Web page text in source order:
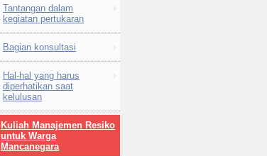
Tantangan dalam
kegiatan pertukaran
Bagian konsultasi
Hal-hal yang harus
diperhatikan saat
kelulusan
Kuliah Manajemen Resiko
untuk Warga
Mancanegara